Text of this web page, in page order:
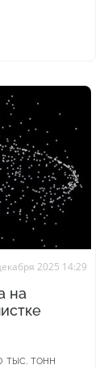
2025 14:29
на
тыс. тонн